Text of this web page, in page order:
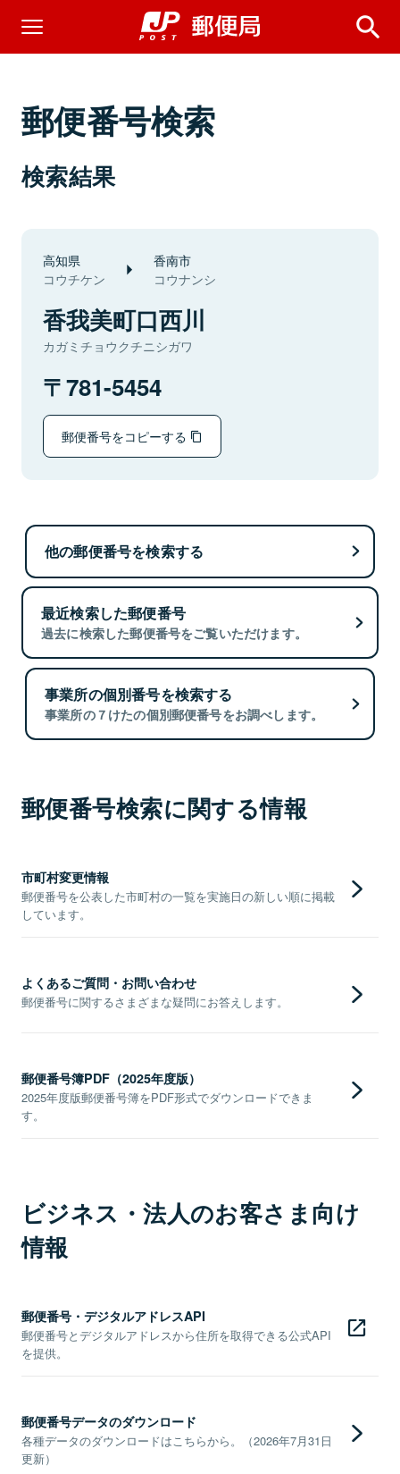
郵便番号検索
検索結果
高知県
コウチケン
香南市
コウナンシ
香我美町口西川
カガミチョウクチニシガワ
781-5454
郵便番号をコピーする
他の郵便番号を検索する
最近検索した郵便番号
過去に検索した郵便番号をご覧いただけます。
事業所の個別番号を検索する
事業所の７けたの個別郵便番号をお調べします。
郵便番号検索に関する情報
市町村変更情報
郵便番号を公表した市町村の一覧を実施日の新しい順に掲載
しています。
よくあるご質問・お問い合わせ
郵便番号に関するさまざまな疑問にお答えします。
郵便番号簿PDF（2025年度版）
2025年度版郵便番号簿をPDF形式でダウンロードできま
す。
ビジネス・法人のお客さま向け
情報
郵便番号・デジタルアドレスAPI
郵便番号とデジタルアドレスから住所を取得できる公式API
を提供。
郵便番号データのダウンロード
各種データのダウンロードはこちらから。（2026年7月31日
更新）